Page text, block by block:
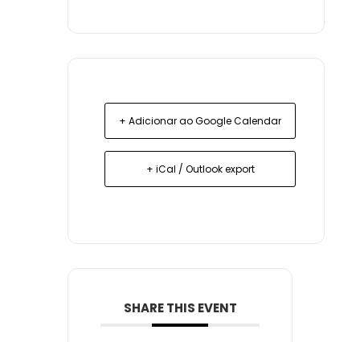
+ Adicionar ao Google Calendar
+ iCal / Outlook export
SHARE THIS EVENT